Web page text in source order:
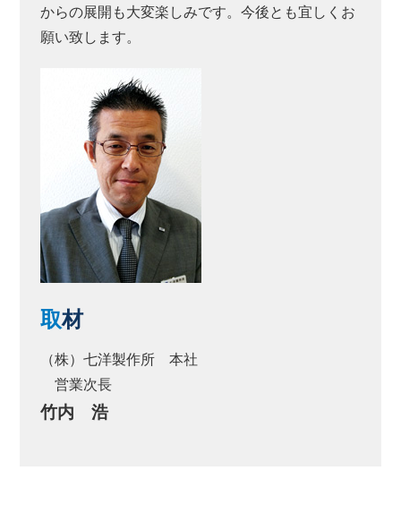
からの展開も大変楽しみです。今後とも宜しくお
願い致します。
取材
（株）七洋製作所 本社
営業次長
竹内 浩